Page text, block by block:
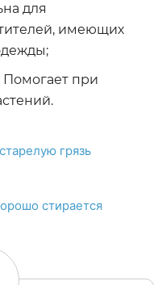
для
имеющих
Помогает при